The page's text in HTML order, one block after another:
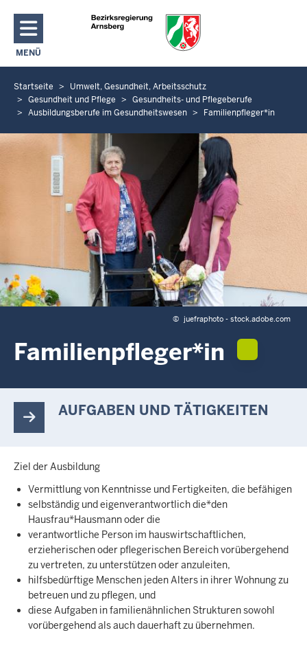
Direkt zum Inhalt
MENÜ
NAVIGATION AKTIVIEREN/DEAKTIVIEREN: HAUPTMENÜ
S
b
n
s
i
h
i
Startseite
Umwelt, Gesundheit, Arbeitsschutz
Gesundheit und Pflege
Gesundheits- und Pflegeberufe
Ausbildungsberufe im Gesundheitswesen
Familienpfleger*in
© juefraphoto - stock.adobe.com
Familienpfleger*in
AUFGABEN UND TÄTIGKEITEN
Ziel der Ausbildung
Vermittlung von Kenntnisse und Fertigkeiten, die befähigen
selbständig und eigenverantwortlich die*den
Hausfrau*Hausmann oder die
verantwortliche Person im hauswirtschaftlichen,
erzieherischen oder pflegerischen Bereich vorübergehend
zu vertreten, zu unterstützen oder anzuleiten,
hilfsbedürftige Menschen jeden Alters in ihrer Wohnung zu
betreuen und zu pflegen, und
diese Aufgaben in familienähnlichen Strukturen sowohl
vorübergehend als auch dauerhaft zu übernehmen.